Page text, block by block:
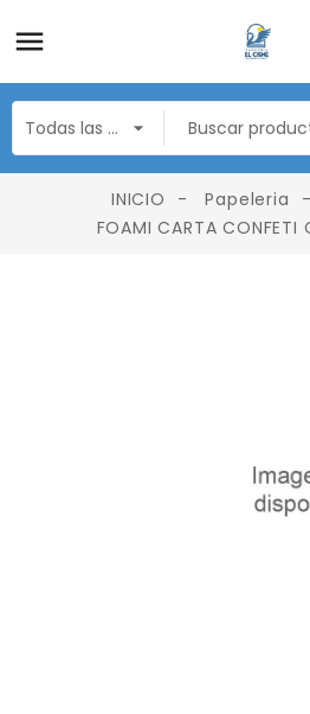
INICIO Papeleria
FOAMI CARTA CONFETI